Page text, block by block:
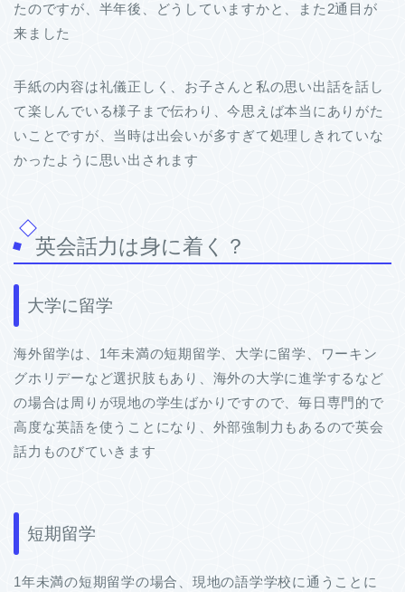
たのですが、半年後、どうしていますかと、また2通目が
来ました
手紙の内容は礼儀正しく、お子さんと私の思い出話を話し
て楽しんでいる様子まで伝わり、今思えば本当にありがた
いことですが、当時は出会いが多すぎて処理しきれていな
かったように思い出されます
英会話力は身に着く？
大学に留学
海外留学は、1年未満の短期留学、大学に留学、ワーキン
グホリデーなど選択肢もあり、海外の大学に進学するなど
の場合は周りが現地の学生ばかりですので、毎日専門的で
高度な英語を使うことになり、外部強制力もあるので英会
話力ものびていきます
短期留学
1年未満の短期留学の場合、現地の語学学校に通うことに